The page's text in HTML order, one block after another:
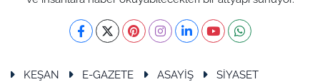
KEŞAN E-GAZETE ASAYİŞ SİYASET